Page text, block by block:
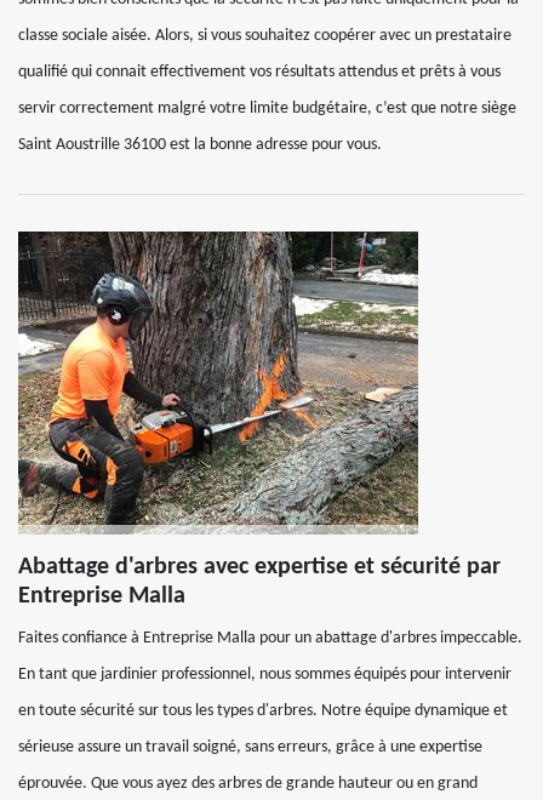
classe sociale aisée. Alors, si vous souhaitez coopérer avec un prestataire
qualifié qui connait effectivement vos résultats attendus et prêts à vous
servir correctement malgré votre limite budgétaire, c’est que notre siège
Saint Aoustrille 36100 est la bonne adresse pour vous.
Abattage d'arbres avec expertise et sécurité par
Entreprise Malla
Faites confiance à Entreprise Malla pour un abattage d'arbres impeccable.
En tant que jardinier professionnel, nous sommes équipés pour intervenir
en toute sécurité sur tous les types d'arbres. Notre équipe dynamique et
sérieuse assure un travail soigné, sans erreurs, grâce à une expertise
éprouvée. Que vous ayez des arbres de grande hauteur ou en grand